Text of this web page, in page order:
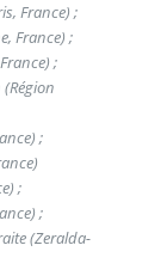
France) ;
France) ;
;
;
;
;
(Zeralda-